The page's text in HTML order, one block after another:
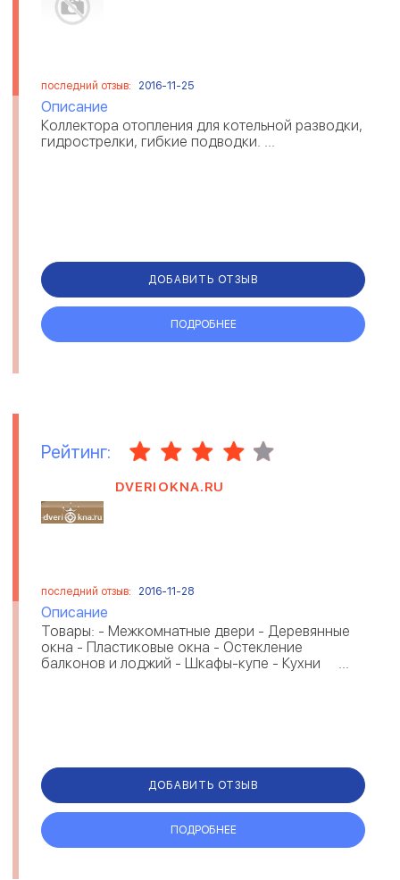
последний отзыв: 2016-11-25
Описание
Коллектора отопления для котельной разводки,
гидрострелки, гибкие подводки. ...
ДОБАВИТЬ ОТЗЫВ
ПОДРОБНЕЕ
Рейтинг:
DVERIOKNA.RU
последний отзыв: 2016-11-28
Описание
Товары: - Межкомнатные двери - Деревянные
окна - Пластиковые окна - Остекление
балконов и лоджий - Шкафы-купе - Кухни ...
ДОБАВИТЬ ОТЗЫВ
ПОДРОБНЕЕ